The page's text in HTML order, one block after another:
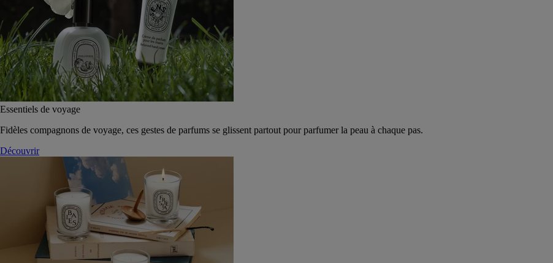
Essentiels de voyage
Fidèles compagnons de voyage, ces gestes de parfums se glissent partout pour parfumer la peau à chaque pas.
Découvrir